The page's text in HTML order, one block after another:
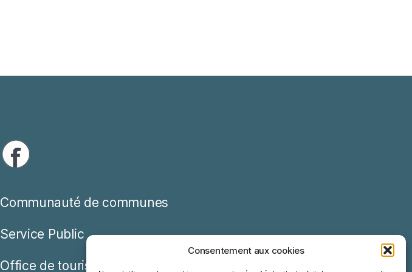
Consentement aux cookies
Communauté de communes
Service Public
Office de tourisme